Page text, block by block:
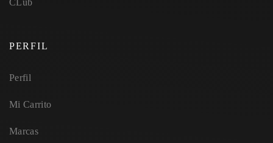
CLub
PERFIL
Perfil
Mi Carrito
Marcas